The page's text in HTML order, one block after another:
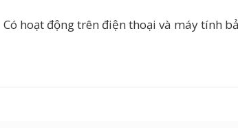
Có hoạt động trên điện thoại và máy tính